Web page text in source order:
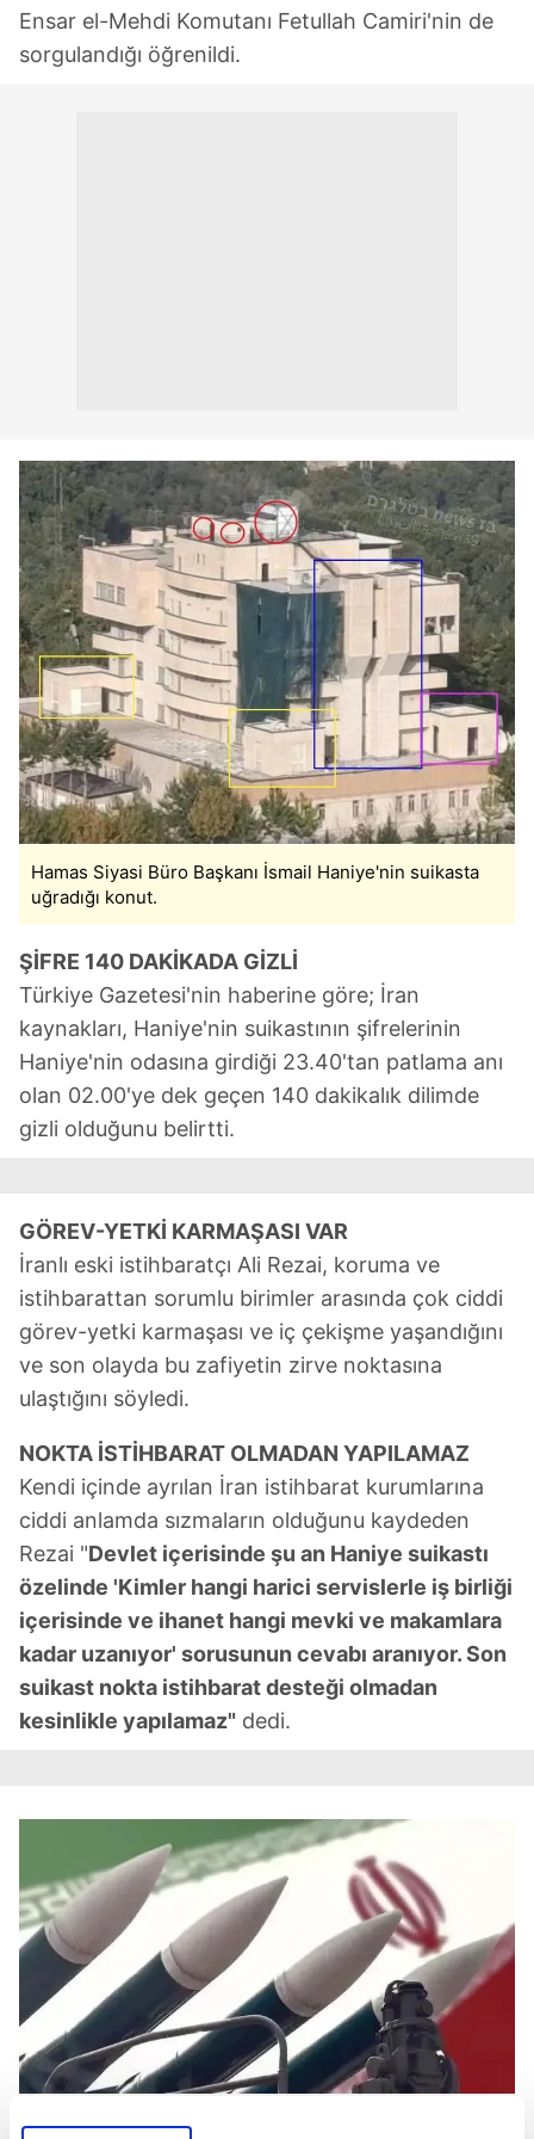
Ensar el-Mehdi Komutanı Fetullah Camiri'nin de
sorgulandığı öğrenildi.
Hamas Siyasi Büro Başkanı İsmail Haniye'nin suikasta
uğradığı konut.
ŞİFRE 140 DAKİKADA GİZLİ
Türkiye Gazetesi'nin haberine göre; İran
kaynakları, Haniye'nin suikastının şifrelerinin
Haniye'nin odasına girdiği 23.40'tan patlama anı
olan 02.00'ye dek geçen 140 dakikalık dilimde
gizli olduğunu belirtti.
GÖREV-YETKİ KARMAŞASI VAR
İranlı eski istihbaratçı Ali Rezai, koruma ve
istihbarattan sorumlu birimler arasında çok ciddi
görev-yetki karmaşası ve iç çekişme yaşandığını
ve son olayda bu zafiyetin zirve noktasına
ulaştığını söyledi.
NOKTA İSTİHBARAT OLMADAN YAPILAMAZ
Kendi içinde ayrılan İran istihbarat kurumlarına
ciddi anlamda sızmaların olduğunu kaydeden
Rezai "Devlet içerisinde şu an Haniye suikastı
özelinde 'Kimler hangi harici servislerle iş birliği
içerisinde ve ihanet hangi mevki ve makamlara
kadar uzanıyor' sorusunun cevabı aranıyor. Son
suikast nokta istihbarat desteği olmadan
kesinlikle yapılamaz" dedi.